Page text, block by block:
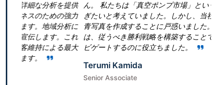
析を提供
めの強力
域分析に
す。これ
よる最大
ん。 私たちは「真空ポンプ市場」という領域で当社を
ぎたいと考えていました。しかし、当社は効果的な戦
青写真を作成することに戸惑いました。Research
は、従うべき勝利戦略を構築することで、成功への道
ビゲートするのに役立ちました。
Terumi Kamida
Senior Associate